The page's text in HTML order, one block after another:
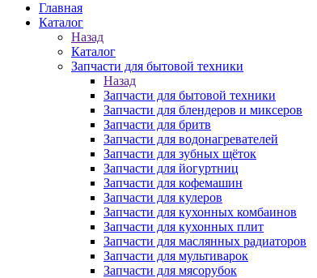
Главная
Каталог
Назад
Каталог
Запчасти для бытовой техники
Назад
Запчасти для бытовой техники
Запчасти для блендеров и миксеров
Запчасти для бритв
Запчасти для водонагревателей
Запчасти для зубных щёток
Запчасти для йогуртниц
Запчасти для кофемашин
Запчасти для кулеров
Запчасти для кухонных комбаинов
Запчасти для кухонных плит
Запчасти для маслянных радиаторов
Запчасти для мультиварок
Запчасти для мясорубок